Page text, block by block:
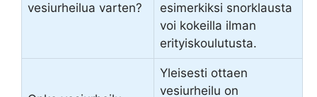
vesiurheilua varten?
esimerkiksi snorklausta
voi kokeilla ilman
erityiskoulutusta.
Yleisesti ottaen
vesiurheilu on